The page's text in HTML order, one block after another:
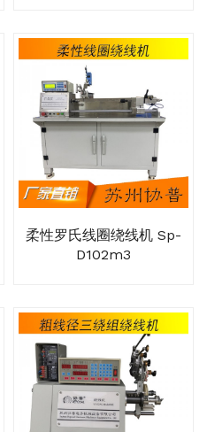
柔性罗氏线圈绕线机 Sp-
D102m3